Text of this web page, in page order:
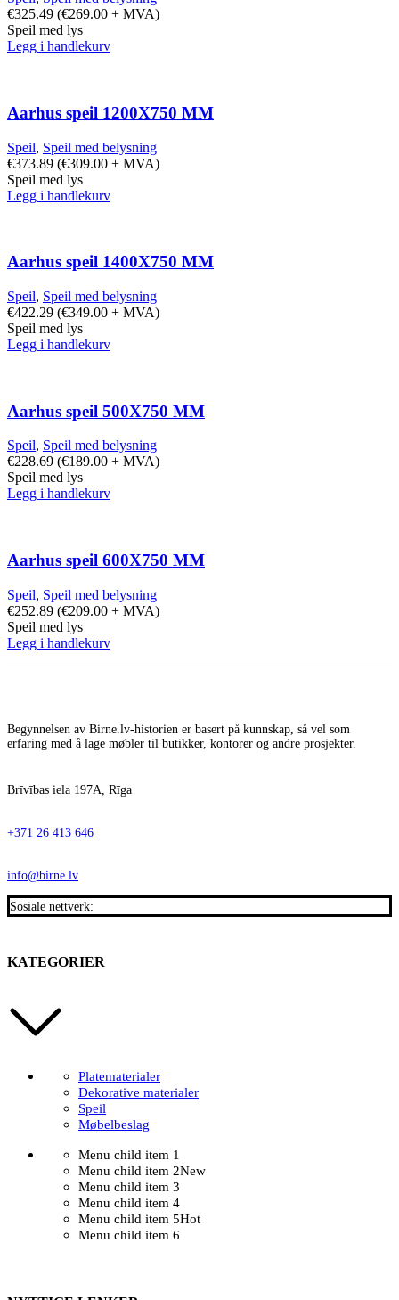
€325.49 (€269.00 + MVA)
Speil med lys
Legg i handlekurv
Aarhus speil 1200X750 MM
Speil, Speil med belysning
€373.89 (€309.00 + MVA)
Speil med lys
Legg i handlekurv
Aarhus speil 1400X750 MM
Speil, Speil med belysning
€422.29 (€349.00 + MVA)
Speil med lys
Legg i handlekurv
Aarhus speil 500X750 MM
Speil, Speil med belysning
€228.69 (€189.00 + MVA)
Speil med lys
Legg i handlekurv
Aarhus speil 600X750 MM
Speil, Speil med belysning
€252.89 (€209.00 + MVA)
Speil med lys
Legg i handlekurv
Begynnelsen av Birne.lv-historien er basert på kunnskap, så vel som
erfaring med å lage møbler til butikker, kontorer og andre prosjekter.
Brīvības iela 197A, Rīga
+371 26 413 646
info@birne.lv
Sosiale nettverk:
KATEGORIER
Platematerialer
Dekorative materialer
Speil
Møbelbeslag
Menu child item 1
Menu child item 2New
Menu child item 3
Menu child item 4
Menu child item 5Hot
Menu child item 6